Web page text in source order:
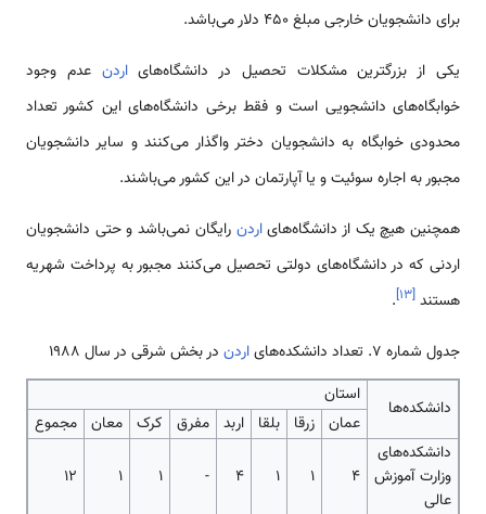
برای دانشجویان خارجی مبلغ 450 دلار می‌باشد.
یکی از بزرگترین مشکلات تحصیل در دانشگاه‌هایاردن عدم وجود
خوابگاه‌های دانشجویی است و فقط برخی دانشگاه‌های این کشور تعداد
محدودی خوابگاه به دانشجویان دختر واگذار می‌کنند و سایر دانشجویان
مجبور به اجاره سوئیت و یا آپارتمان در این کشور می‌باشند.
همچنین هیچ یک از دانشگاه‌هایاردن رایگان نمی‌باشد و حتی دانشجویان
اردنی که در دانشگاه‌های دولتی تحصیل می‌کنند مجبور به پرداخت شهریه
هستند [۱۳]
.
جدول شماره 7. تعداد دانشکده‌های اردن در بخش شرقی در سال 1988
دانشکده‌ها
استان
عمان
زرقا بلقا اربد مفرق کرک معان
مجموع
دانشکده‌های
وزارت آموزش
عالی
4
1
1
4
-
1
1
12